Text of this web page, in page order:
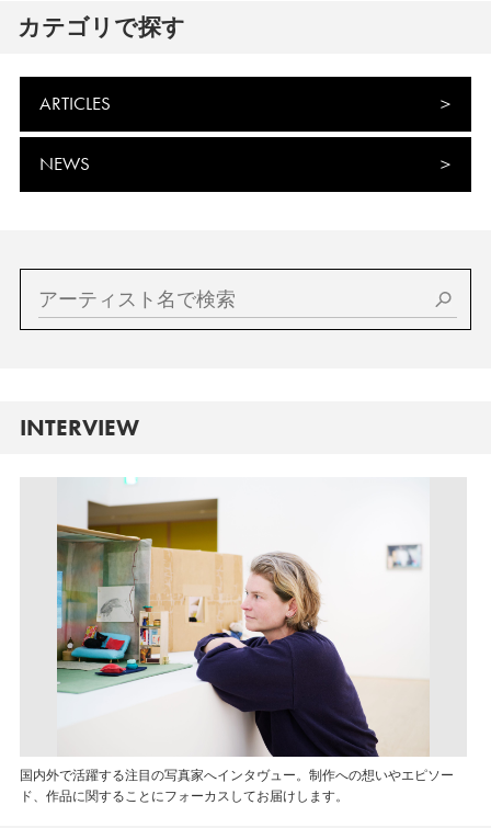
カテゴリで探す
ARTICLES
NEWS
INTERVIEW
国内外で活躍する注目の写真家へインタヴュー。制作への想いやエピソー
ド、作品に関することにフォーカスしてお届けします。